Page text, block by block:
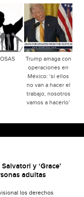
Trump amaga con
operaciones en
México: ‘si ellos
no van a hacer el
trabajo, nosotros
vamos a hacerlo’
y ‘Grace’
adultas
los derechos